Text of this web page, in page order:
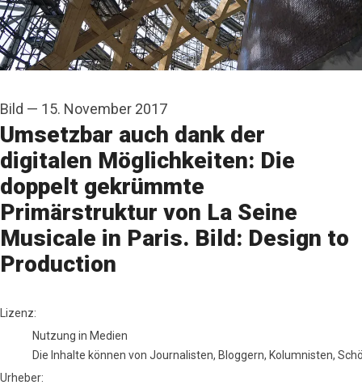
Bild — 15. November 2017
Umsetzbar auch dank der
digitalen Möglichkeiten: Die
doppelt gekrümmte
Primärstruktur von La Seine
Musicale in Paris. Bild: Design to
Production
Design to Production
Lizenz:
Nutzung in Medien
Die Inhalte können von Journalisten, Bloggern, Kolumnisten,
Urheber: